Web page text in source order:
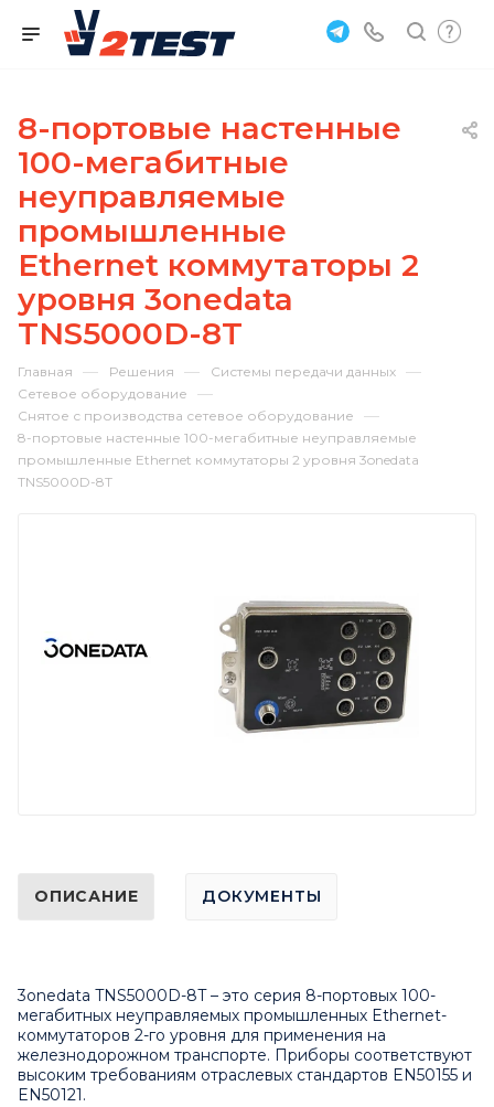
8-портовые настенные
100-мегабитные
неуправляемые
промышленные
Ethernet коммутаторы 2
уровня 3onedata
TNS5000D-8T
Главная — Решения — Системы передачи данных —
Сетевое оборудование —
Снятое с производства сетевое оборудование —
8-портовые настенные 100-мегабитные неуправляемые
промышленные Ethernet коммутаторы 2 уровня 3onedata
TNS5000D-8T
ОПИСАНИЕ ДОКУМЕНТЫ
3onedata TNS5000D-8T – это серия 8-портовых 100-
мегабитных неуправляемых промышленных Ethernet-
коммутаторов 2-го уровня для применения на
железнодорожном транспорте. Приборы соответствуют
высоким требованиям отраслевых стандартов EN50155 и
EN50121.